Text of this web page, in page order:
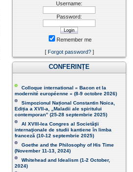
Username:
Password:
Remember me
[ Forgot password?]
CONFERINȚE
Colloque international « Bacon et la
modernité européenne » (8-9 octobre 2026 )
Simpozionul Național Constantin Noica,
Ediția a XVII-a, „Maladii ale spiritului
contemporan ” (25-28 septembrie 2025 )
Al XVIII-lea Congres al Societăţii
internaţionale de studii kantiene în limba
franceză (10-12 septembrie 2025)
Goethe and the Philosophy of His Time
(November 11-13, 2024 )
Whitehead and Idealism (1-2 October,
2024)